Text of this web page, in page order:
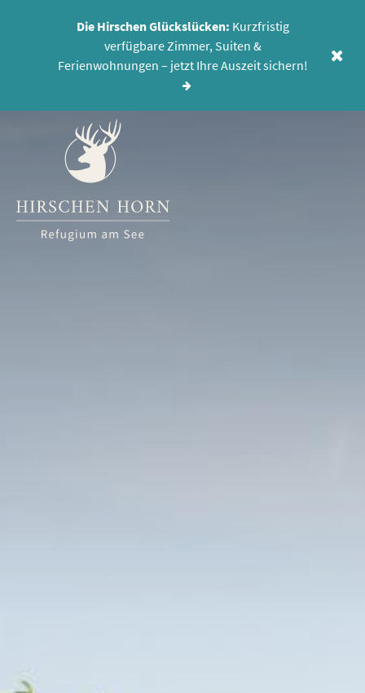
Die Hirschen Glückslücken: Kurzfristig
verfügbare Zimmer, Suiten &
Ferienwohnungen – jetzt Ihre Auszeit sichern!
MENÜ